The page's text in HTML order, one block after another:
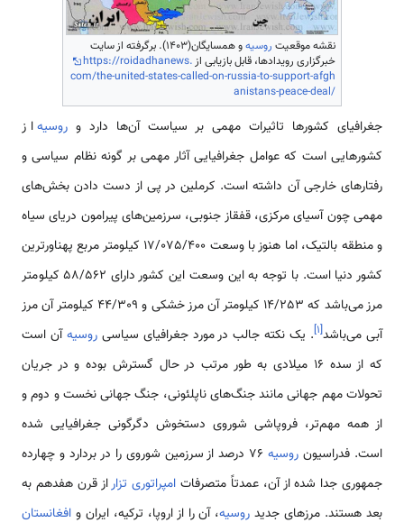
نقشه موقعیت روسیه
و همسایگان(1403). برگرفته از سایت
خبرگزاری رویدادها، قابل بازیابی از https://roidadhanews.
com/the-united-states-called-on-russia-to-support-afgh
anistans-peace-deal/
جغرافیای کشور‌ها تاثیرات مهمی بر سیاست آن‌ها دارد و روسیهاز
کشور‌هایی است که عوامل جغرافیایی آثار مهمی بر گونه نظام سیاسی و
رفتار‌های خارجی آن داشته است. کرملین در پی از دست دادن بخش‌های
مهمی چون آسیای مرکزی، قفقاز جنوبی، سرزمین‌های پیرامون دریای سیاه
و منطقه بالتیک، اما هنوز با وسعت 17/075/400 کیلومتر مربع پهناورترین
کشور دنیا است. با توجه به این وسعت این کشور دارای 58/562 کیلومتر
مرز ‌‌می‌باشد که 14/253 کیلومتر آن مرز خشکی و 44/309 کیلومتر آن مرز
آبی ‌‌می‌باشد[۱]. یک نکته جالب در مورد جغرافیای سیاسیروسیهآن است
که از سده 16 میلادی به طور مرتب در حال گسترش بوده و در جریان
تحولات مهم جهانی مانند جنگ‌های ناپلئونی، جنگ جهانی نخست و دوم و
از همه مهم‌‌تر، فروپاشی شوروی دستخوش دگرگونی جغرافیایی شده
است. فدراسیون روسیه
76 درصد از سرزمین شوروی را در بردارد و چهارده
جمهوری جدا شده از آن، عمدتاً متصرفات امپراتوری تزاراز قرن هفدهم به
بعد هستند. مرز‌های جدید روسیه، آن را از اروپا،‌‌ ترکیه، ایران و افغانستان